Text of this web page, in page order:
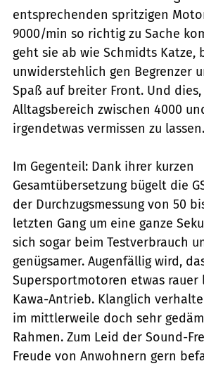
entsprechenden spritzigen
9000/min so richtig zu Sache
geht sie ab wie Schmidts Katze,
unwiderstehlich gen Begrenzer
Spaß auf breiter Front. Und
Alltagsbereich zwischen 4000
irgendetwas vermissen zu lassen.
Im Gegenteil: Dank ihrer kurzen
Gesamtübersetzung bügelt die
der Durchzugsmessung von 50
letzten Gang um eine ganze
sich sogar beim Testverbrauch
genügsamer. Augenfällig wird,
Supersportmotoren etwas rauer
Kawa-Antrieb. Klanglich
im mittlerweile doch sehr
Rahmen. Zum Leid der Sound-
Freude von Anwohnern gern